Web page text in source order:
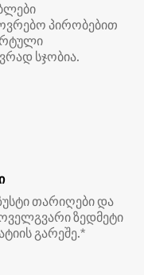
პირობებით
სჯობია.
თარიღები და
ზედმეტი
გარეშე.*